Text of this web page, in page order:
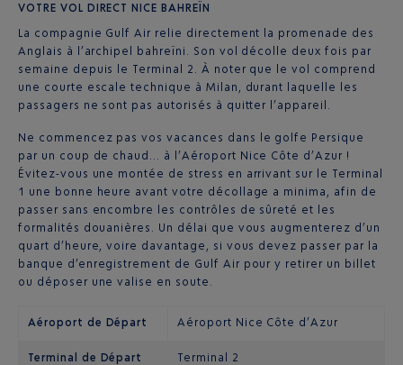
VOTRE VOL DIRECT NICE BAHREÏN
La compagnie Gulf Air relie directement la promenade des
Anglais à l’archipel bahreïni. Son vol décolle deux fois par
semaine depuis le Terminal 2. À noter que le vol comprend
une courte escale technique à Milan, durant laquelle les
passagers ne sont pas autorisés à quitter l’appareil.
Ne commencez pas vos vacances dans le golfe Persique
par un coup de chaud… à l’Aéroport Nice Côte d’Azur !
Évitez-vous une montée de stress en arrivant sur le Terminal
1 une bonne heure avant votre décollage a minima, afin de
passer sans encombre les contrôles de sûreté et les
formalités douanières. Un délai que vous augmenterez d’un
quart d’heure, voire davantage, si vous devez passer par la
banque d’enregistrement de Gulf Air pour y retirer un billet
ou déposer une valise en soute.
Aéroport de Départ Aéroport Nice Côte d’Azur
Terminal de Départ Terminal 2